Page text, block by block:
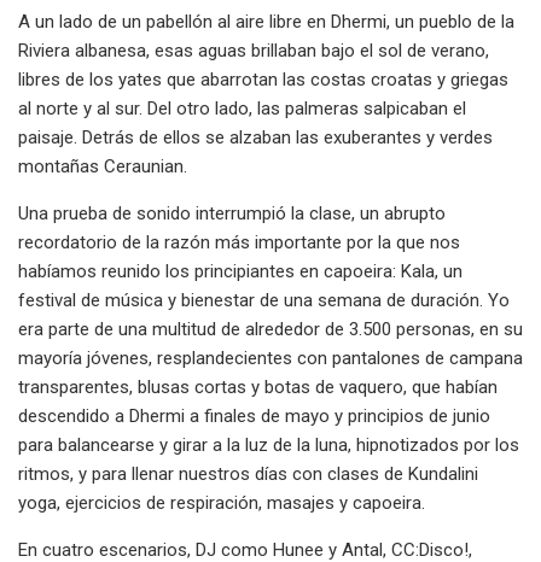
A un lado de un pabellón al aire libre en Dhermi, un pueblo de la
Riviera albanesa, esas aguas brillaban bajo el sol de verano,
libres de los yates que abarrotan las costas croatas y griegas
al norte y al sur. Del otro lado, las palmeras salpicaban el
paisaje. Detrás de ellos se alzaban las exuberantes y verdes
montañas Ceraunian.
Una prueba de sonido interrumpió la clase, un abrupto
recordatorio de la razón más importante por la que nos
habíamos reunido los principiantes en capoeira: Kala, un
festival de música y bienestar de una semana de duración. Yo
era parte de una multitud de alrededor de 3.500 personas, en su
mayoría jóvenes, resplandecientes con pantalones de campana
transparentes, blusas cortas y botas de vaquero, que habían
descendido a Dhermi a finales de mayo y principios de junio
para balancearse y girar a la luz de la luna, hipnotizados por los
ritmos, y para llenar nuestros días con clases de Kundalini
yoga, ejercicios de respiración, masajes y capoeira.
En cuatro escenarios, DJ como Hunee y Antal, CC:Disco!,